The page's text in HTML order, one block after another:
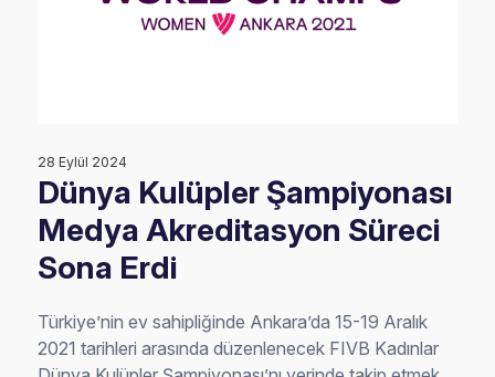
28 Eylül 2024
Dünya Kulüpler Şampiyonası
Medya Akreditasyon Süreci
Sona Erdi
Türkiye’nin ev sahipliğinde Ankara’da 15-19 Aralık
2021 tarihleri arasında düzenlenecek FIVB Kadınlar